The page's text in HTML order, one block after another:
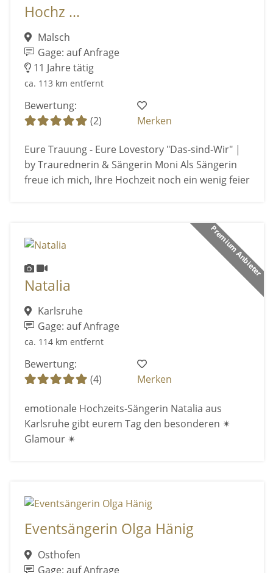
Hochz ...
Malsch
Gage: auf Anfrage
11 Jahre tätig
ca. 113 km entfernt
Bewertung:
(2)
Merken
Eure Trauung - Eure Lovestory "Das-sind-Wir" |
by Traurednerin & Sängerin Moni Als Sängerin
freue ich mich, Ihre Hochzeit noch ein wenig feier
Premium Anbieter
Natalia
Karlsruhe
Gage: auf Anfrage
ca. 114 km entfernt
Bewertung:
(4)
Merken
emotionale Hochzeits-Sängerin Natalia aus
Karlsruhe gibt eurem Tag den besonderen ✴
Glamour ✴
Eventsängerin Olga Hänig
Osthofen
Gage: auf Anfrage